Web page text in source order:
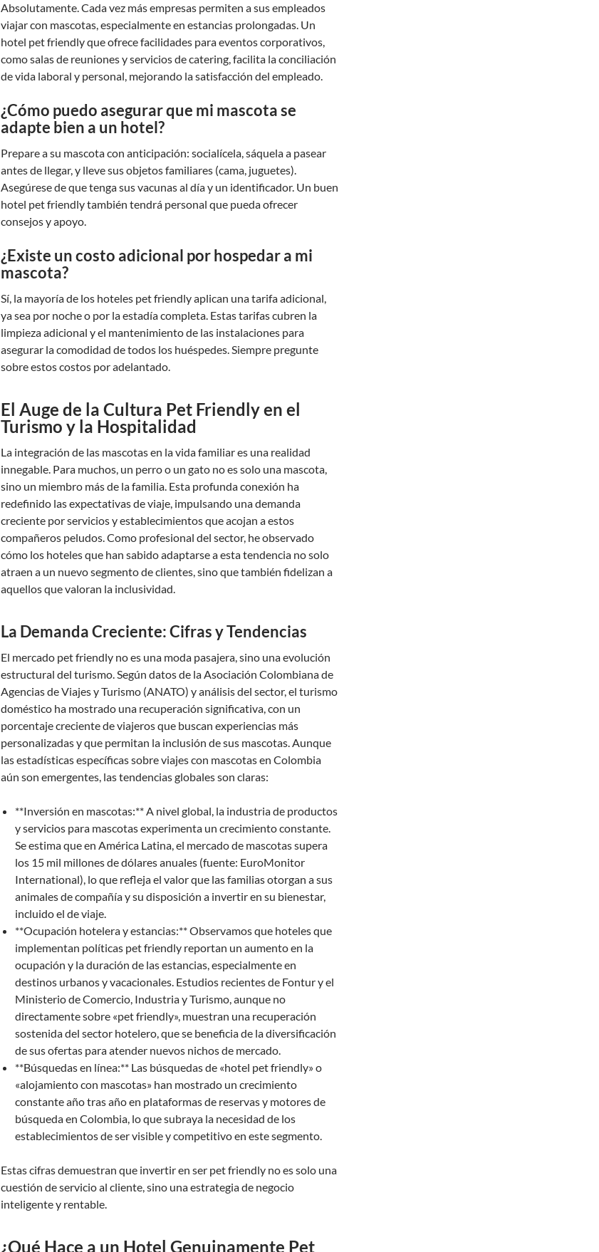
Absolutamente. Cada vez más empresas permiten a sus empleados
viajar con mascotas, especialmente en estancias prolongadas. Un
hotel pet friendly que ofrece facilidades para eventos corporativos,
como salas de reuniones y servicios de catering, facilita la conciliación
de vida laboral y personal, mejorando la satisfacción del empleado.
¿Cómo puedo asegurar que mi mascota se
adapte bien a un hotel?
Prepare a su mascota con anticipación: socialícela, sáquela a pasear
antes de llegar, y lleve sus objetos familiares (cama, juguetes).
Asegúrese de que tenga sus vacunas al día y un identificador. Un buen
hotel pet friendly también tendrá personal que pueda ofrecer
consejos y apoyo.
¿Existe un costo adicional por hospedar a mi
mascota?
Sí, la mayoría de los hoteles pet friendly aplican una tarifa adicional,
ya sea por noche o por la estadía completa. Estas tarifas cubren la
limpieza adicional y el mantenimiento de las instalaciones para
asegurar la comodidad de todos los huéspedes. Siempre pregunte
sobre estos costos por adelantado.
El Auge de la Cultura Pet Friendly en el
Turismo y la Hospitalidad
La integración de las mascotas en la vida familiar es una realidad
innegable. Para muchos, un perro o un gato no es solo una mascota,
sino un miembro más de la familia. Esta profunda conexión ha
redefinido las expectativas de viaje, impulsando una demanda
creciente por servicios y establecimientos que acojan a estos
compañeros peludos. Como profesional del sector, he observado
cómo los hoteles que han sabido adaptarse a esta tendencia no solo
atraen a un nuevo segmento de clientes, sino que también fidelizan a
aquellos que valoran la inclusividad.
La Demanda Creciente: Cifras y Tendencias
El mercado pet friendly no es una moda pasajera, sino una evolución
estructural del turismo. Según datos de la Asociación Colombiana de
Agencias de Viajes y Turismo (ANATO) y análisis del sector, el turismo
doméstico ha mostrado una recuperación significativa, con un
porcentaje creciente de viajeros que buscan experiencias más
personalizadas y que permitan la inclusión de sus mascotas. Aunque
las estadísticas específicas sobre viajes con mascotas en Colombia
aún son emergentes, las tendencias globales son claras:
**Inversión en mascotas:** A nivel global, la industria de productos
y servicios para mascotas experimenta un crecimiento constante.
Se estima que en América Latina, el mercado de mascotas supera
los 15 mil millones de dólares anuales (fuente: EuroMonitor
International), lo que refleja el valor que las familias otorgan a sus
animales de compañía y su disposición a invertir en su bienestar,
incluido el de viaje.
**Ocupación hotelera y estancias:** Observamos que hoteles que
implementan políticas pet friendly reportan un aumento en la
ocupación y la duración de las estancias, especialmente en
destinos urbanos y vacacionales. Estudios recientes de Fontur y el
Ministerio de Comercio, Industria y Turismo, aunque no
directamente sobre «pet friendly», muestran una recuperación
sostenida del sector hotelero, que se beneficia de la diversificación
de sus ofertas para atender nuevos nichos de mercado.
**Búsquedas en línea:** Las búsquedas de «hotel pet friendly» o
«alojamiento con mascotas» han mostrado un crecimiento
constante año tras año en plataformas de reservas y motores de
búsqueda en Colombia, lo que subraya la necesidad de los
establecimientos de ser visible y competitivo en este segmento.
Estas cifras demuestran que invertir en ser pet friendly no es solo una
cuestión de servicio al cliente, sino una estrategia de negocio
inteligente y rentable.
¿Qué Hace a un Hotel Genuinamente Pet